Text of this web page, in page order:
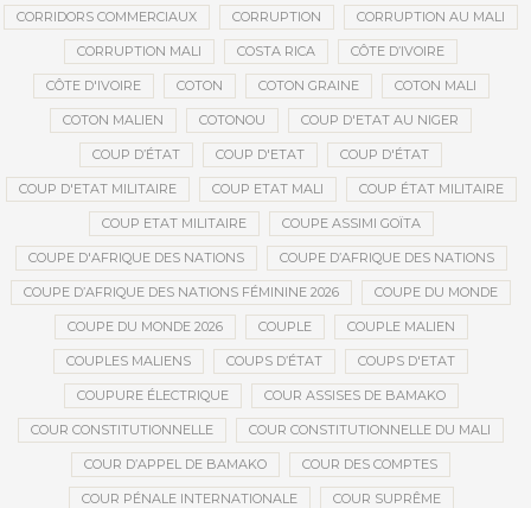
CORRIDORS COMMERCIAUX CORRUPTION CORRUPTION AU MALI
CORRUPTION MALI COSTA RICA CÔTE D’IVOIRE
CÔTE D'IVOIRE COTON COTON GRAINE COTON MALI
COTON MALIEN COTONOU COUP D'ETAT AU NIGER
COUP D’ÉTAT COUP D'ETAT COUP D'ÉTAT
COUP D'ETAT MILITAIRE COUP ETAT MALI COUP ÉTAT MILITAIRE
COUP ETAT MILITAIRE COUPE ASSIMI GOÏTA
COUPE D'AFRIQUE DES NATIONS COUPE D’AFRIQUE DES NATIONS
COUPE D’AFRIQUE DES NATIONS FÉMININE 2026 COUPE DU MONDE
COUPE DU MONDE 2026 COUPLE COUPLE MALIEN
COUPLES MALIENS COUPS D’ÉTAT COUPS D'ETAT
COUPURE ÉLECTRIQUE COUR ASSISES DE BAMAKO
COUR CONSTITUTIONNELLE COUR CONSTITUTIONNELLE DU MALI
COUR D’APPEL DE BAMAKO COUR DES COMPTES
COUR PÉNALE INTERNATIONALE COUR SUPRÊME